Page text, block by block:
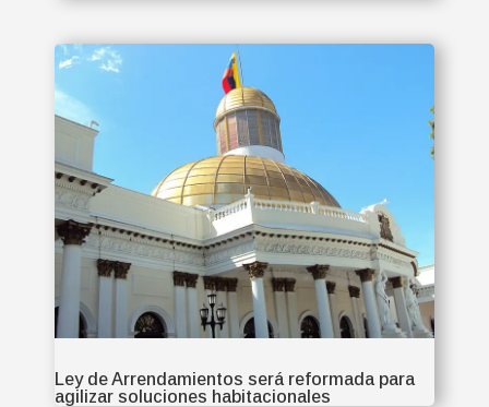
Ley de Arrendamientos será reformada para
agilizar soluciones habitacionales